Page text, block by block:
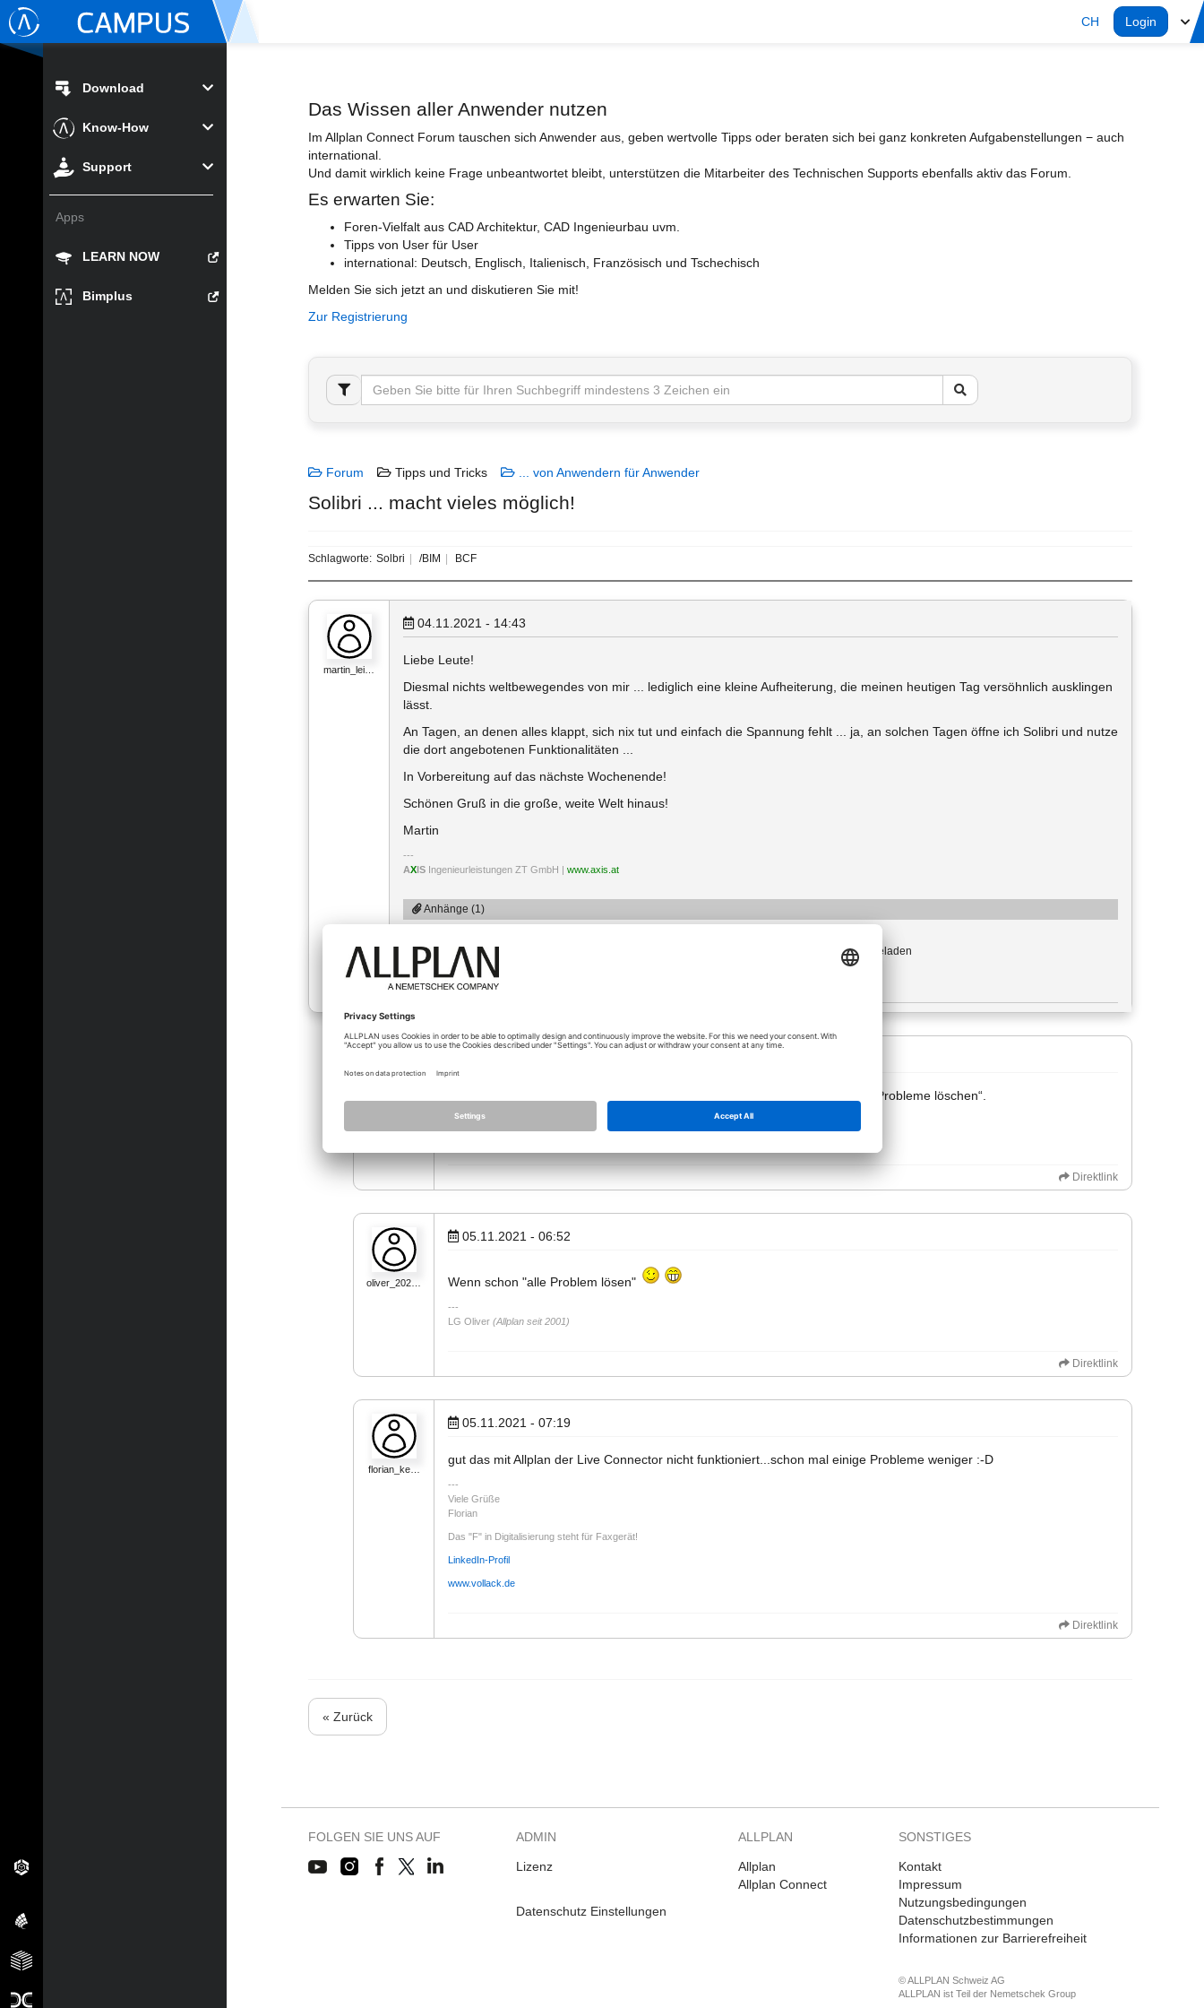
CH Login
Download
Know-How
Support
Apps
LEARN NOW
Bimplus
Das Wissen aller Anwender nutzen
Im Allplan Connect Forum tauschen sich Anwender aus, geben wertvolle Tipps oder beraten sich bei ganz konkreten Aufgabenstellungen − auch
international.
Und damit wirklich keine Frage unbeantwortet bleibt, unterstützen die Mitarbeiter des Technischen Supports ebenfalls aktiv das Forum.
Es erwarten Sie:
Foren-Vielfalt aus CAD Architektur, CAD Ingenieurbau uvm.
Tipps von User für User
international: Deutsch, Englisch, Italienisch, Französisch und Tschechisch
Melden Sie sich jetzt an und diskutieren Sie mit!
Zur Registrierung
Forum Tipps und Tricks ... von Anwendern für Anwender
Solibri ... macht vieles möglich!
Schlagworte: Solbri /BIM BCF
martin_lei…
04.11.2021 - 14:43
Liebe Leute!
Diesmal nichts weltbewegendes von mir ... lediglich eine kleine Aufheiterung, die meinen heutigen Tag versöhnlich ausklingen
lässt.
An Tagen, an denen alles klappt, sich nix tut und einfach die Spannung fehlt ... ja, an solchen Tagen öffne ich Solibri und nutze
die dort angebotenen Funktionalitäten ...
In Vorbereitung auf das nächste Wochenende!
Schönen Gruß in die große, weite Welt hinaus!
Martin
AXIS Ingenieurleistungen ZT GmbH | www.axis.at
Anhänge (1)
Solibri.PNG
313-mal heruntergeladen
Größe: 26,56 KiB
An die Entwicklung: bitte Exportfunktion einbauen, noch besser-Befehl „alle Probleme löschen“.
Gruß Alex
Direktlink
oliver_202…
05.11.2021 - 06:52
Wenn schon "alle Problem lösen"
LG Oliver (Allplan seit 2001)
Direktlink
florian_ke…
05.11.2021 - 07:19
gut das mit Allplan der Live Connector nicht funktioniert...schon mal einige Probleme weniger :-D
Viele Grüße
Florian
Das "F" in Digitalisierung steht für Faxgerät!
LinkedIn-Profil
www.vollack.de
Direktlink
« Zurück
FOLGEN SIE UNS AUF ADMIN
Lizenz
Datenschutz Einstellungen
ALLPLAN
Allplan
Allplan Connect
SONSTIGES
Kontakt
Impressum
Nutzungsbedingungen
Datenschutzbestimmungen
Informationen zur Barrierefreiheit
© ALLPLAN Schweiz AG
ALLPLAN ist Teil der Nemetschek Group